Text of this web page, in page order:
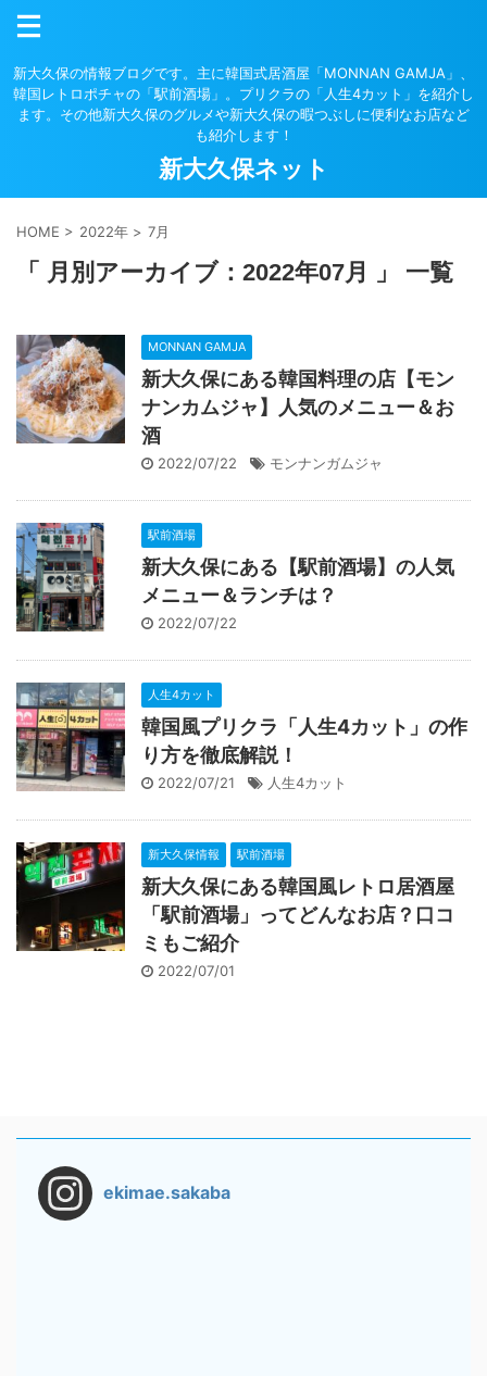
新大久保の情報ブログです。主に韓国式居酒屋「MONNAN GAMJA」、
韓国レトロポチャの「駅前酒場」。プリクラの「人生4カット」を紹介し
ます。その他新大久保のグルメや新大久保の暇つぶしに便利なお店など
も紹介します！
新大久保ネット
HOME > 2022年 > 7月
「 月別アーカイブ：2022年07月 」 一覧
MONNAN GAMJA
新大久保にある韓国料理の店【モン
ナンカムジャ】人気のメニュー＆お
酒
2022/07/22 モンナンガムジャ
駅前酒場
新大久保にある【駅前酒場】の人気
メニュー＆ランチは？
2022/07/22
人生4カット
韓国風プリクラ「人生4カット」の作
り方を徹底解説！
2022/07/21 人生4カット
新大久保情報 駅前酒場
新大久保にある韓国風レトロ居酒屋
「駅前酒場」ってどんなお店？口コ
ミもご紹介
2022/07/01
ekimae.sakaba